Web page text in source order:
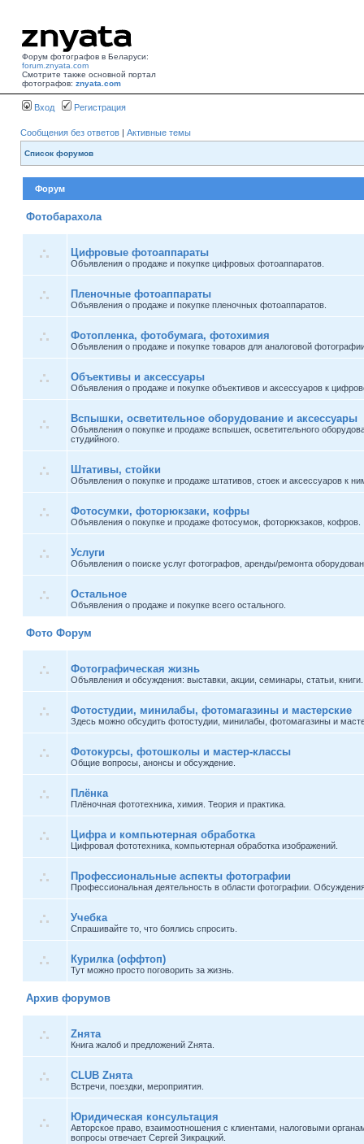
Форум фотографов в Беларуси:
forum.znyata.com
Смотрите также основной портал
фотографов: znyata.com
Вход Регистрация
Сообщения без ответов | Активные темы
Список форумов
Форум
Фотобарахола
Цифровые фотоаппараты
Объявления о продаже и покупке цифровых фотоаппаратов.
Пленочные фотоаппараты
Объявления о продаже и покупке пленочных фотоаппаратов.
Фотопленка, фотобумага, фотохимия
Объявления о продаже и покупке товаров для аналоговой
Объективы и аксессуары
Объявления о продаже и покупке объективов и аксессуаров к
Вспышки, осветительное оборудование и аксессуары
Объявления о покупке и продаже вспышек, осветительного
студийного.
Штативы, стойки
Объявления о покупке и продаже штативов, стоек и аксессуаров к
Фотосумки, фоторюкзаки, кофры
Объявления о покупке и продаже фотосумок, фоторюкзаков, кофров.
Услуги
Объявления о поиске услуг фотографов, аренды/ремонта
Остальное
Объявления о продаже и покупке всего остального.
Фото Форум
Фотографическая жизнь
Объявления и обсуждения: выставки, акции, семинары, статьи, книги.
Фотостудии, минилабы, фотомагазины и мастерские
Здесь можно обсудить фотостудии, минилабы, фотомагазины и
Фотокурсы, фотошколы и мастер-классы
Общие вопросы, анонсы и обсуждение.
Плёнка
Плёночная фототехника, химия. Теория и практика.
Цифра и компьютерная обработка
Цифровая фототехника, компьютерная обработка изображений.
Профессиональные аспекты фотографии
Профессиональная деятельность в области фотографии.
Учебка
Спрашивайте то, что боялись спросить.
Курилка (оффтоп)
Тут можно просто поговорить за жизнь.
Архив форумов
Zнята
Книга жалоб и предложений Zнята.
CLUB Zнята
Встречи, поездки, мероприятия.
Юридическая консультация
Авторское право, взаимоотношения с клиентами, налоговыми
вопросы отвечает Сергей Зикрацкий.